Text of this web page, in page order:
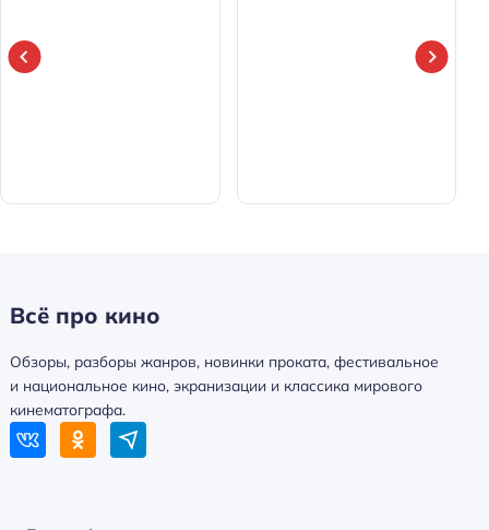
Всё про кино
Обзоры, разборы жанров, новинки проката, фестивальное
и национальное кино, экранизации и классика мирового
кинематографа.